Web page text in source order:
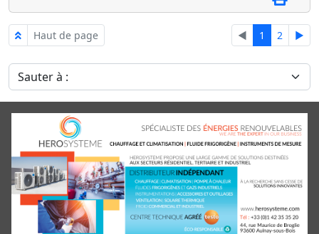
Haut de page ◄ 1 2 ►
Sauter à :